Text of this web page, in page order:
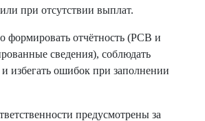
при отсутствии выплат.
формировать отчётность (РСВ и
сведения), соблюдать
избегать ошибок при заполнении
предусмотрены за